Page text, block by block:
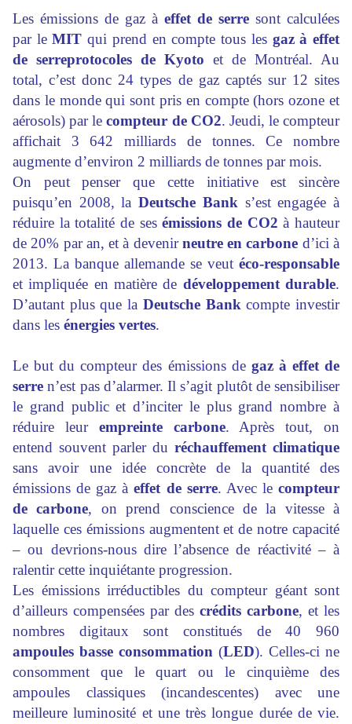
Les émissions de gaz à effet de serre sont calculées
par leMIT qui prend en compte tous les gaz à effet
de serreprotocoles de Kyoto et de Montréal. Au
total, c’est donc 24 types de gaz captés sur 12 sites
dans le monde qui sont pris en compte (hors ozone et
aérosols) par lecompteur de CO2. Jeudi, le compteur
affichait 3 642 milliards de tonnes. Ce nombre
augmente d’environ 2 milliards de tonnes par mois.
On peut penser que cette initiative est sincère
puisqu’en 2008, laDeutsche Bank s’est engagée à
réduire la totalité de sesémissions de CO2 à hauteur
de 20% par an, et à devenirneutre en carbone d’ici à
2013. La banque allemande se veut éco-responsable
et impliquée en matière de développement durable.
D’autant plus que la Deutsche Bank compte investir
dans les énergies vertes.
Le but du compteur des émissions de gaz à effet de
serre n’est pas d’alarmer. Il s’agit plutôt de sensibiliser
le grand public et d’inciter le plus grand nombre à
réduire leur empreinte carbone. Après tout, on
entend souvent parler du réchauffement climatique
sans avoir une idée concrète de la quantité des
émissions de gaz àeffet de serre. Avec lecompteur
de carbone, on prend conscience de la vitesse à
laquelle ces émissions augmentent et de notre capacité
– ou devrions-nous dire l’absence de réactivité – à
ralentir cette inquiétante progression.
Les émissions irréductibles du compteur géant sont
d’ailleurs compensées par des crédits carbone, et les
nombres digitaux sont constitués de 40 960
ampoules basse consommation (LED). Celles-ci ne
consomment que le quart ou le cinquième des
ampoules classiques (incandescentes) avec une
meilleure luminosité et une très longue durée de vie.